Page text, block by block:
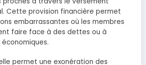
Cette provision financière permet
embarrassantes où les membres
faire face à des dettes ou à
permet une exonération des